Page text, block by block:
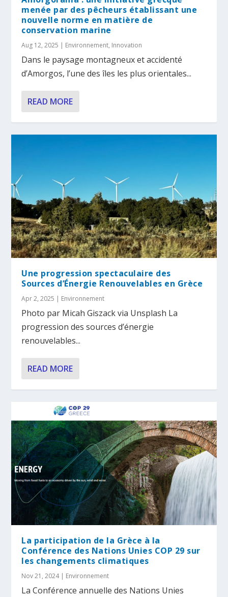
menée par des pêcheurs établissant une
nouvelle norme en matière de
conservation marine
Aug 12, 2025 Environnement, Innovation
Dans le paysage montagneux et accidenté
d’Amorgos, l’une des îles les plus orientales...
READ MORE
Une progression spectaculaire des
Sources d’Énergie Renouvelables en Grèce
Apr 2, 2025 | Environnement
Photo par Micah Giszack via Unsplash La
progression des sources d’énergie
renouvelables...
READ MORE
La participation de la Grèce à la
Conférence des Nations Unies COP 29 sur
les changements climatiques
Nov 21, 2024| Environnement
La Conférence annuelle des Nations Unies